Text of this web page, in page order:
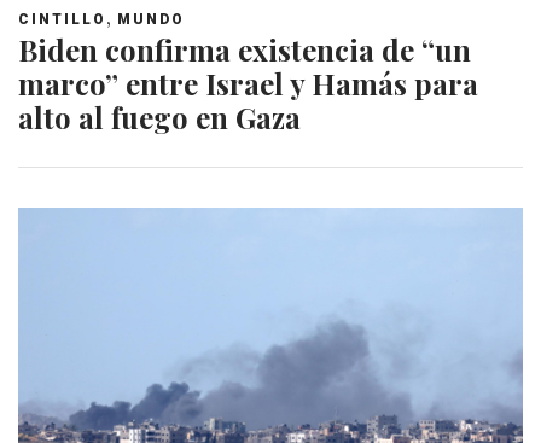
CINTILLO , MUNDO
Biden confirma existencia de “un
marco” entre Israel y Hamás para
alto al fuego en Gaza